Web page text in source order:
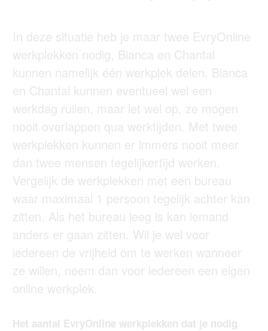
In deze situatie heb je maar twee EvryOnline
werkplekken nodig, Bianca en Chantal
kunnen namelijk één werkplek delen. Bianca
en Chantal kunnen eventueel wel een
werkdag ruilen, maar let wel op, ze mogen
nooit overlappen qua werktijden. Met twee
werkplekken kunnen er immers nooit meer
dan twee mensen tegelijkertijd werken.
Vergelijk de werkplekken met een bureau
waar maximaal 1 persoon tegelijk achter kan
zitten. Als het bureau leeg is kan iemand
anders er gaan zitten. Wil je wel voor
iedereen de vrijheid om te werken wanneer
ze willen, neem dan voor iedereen een eigen
online werkplek.
Het aantal EvryOnline werkplekken dat je nodig